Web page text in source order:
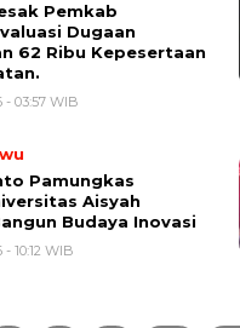
Pemkab
Dugaan
62 Ribu Kepesertaan
- 03:57 WIB
Pamungkas
Aisyah
Budaya Inovasi
10:12 WIB